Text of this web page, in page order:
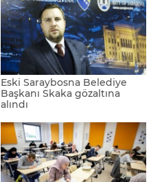
Eski Saraybosna Belediye
Başkanı Skaka gözaltına
alındı